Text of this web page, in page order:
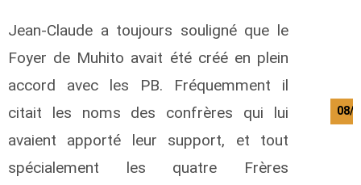
Jean-Claude a toujours souligné que le
Foyer de Muhito avait été créé en plein
accord avec les PB. Fréquemment il
citait les noms des confrères qui lui
avaient apporté leur support, et tout
spécialement les quatre Frères
08/